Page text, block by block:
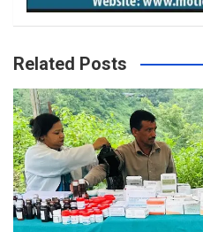
Related Posts